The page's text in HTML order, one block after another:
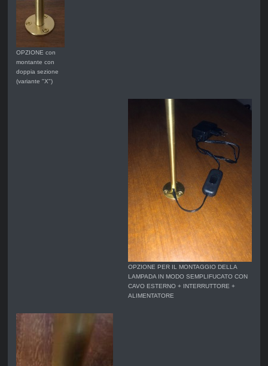
OPZIONE con
montante con
doppia sezione
(variante "X")
OPZIONE PER IL MONTAGGIO DELLA
LAMPADA IN MODO SEMPLIFUCATO CON
CAVO ESTERNO + INTERRUTTORE +
ALIMENTATORE